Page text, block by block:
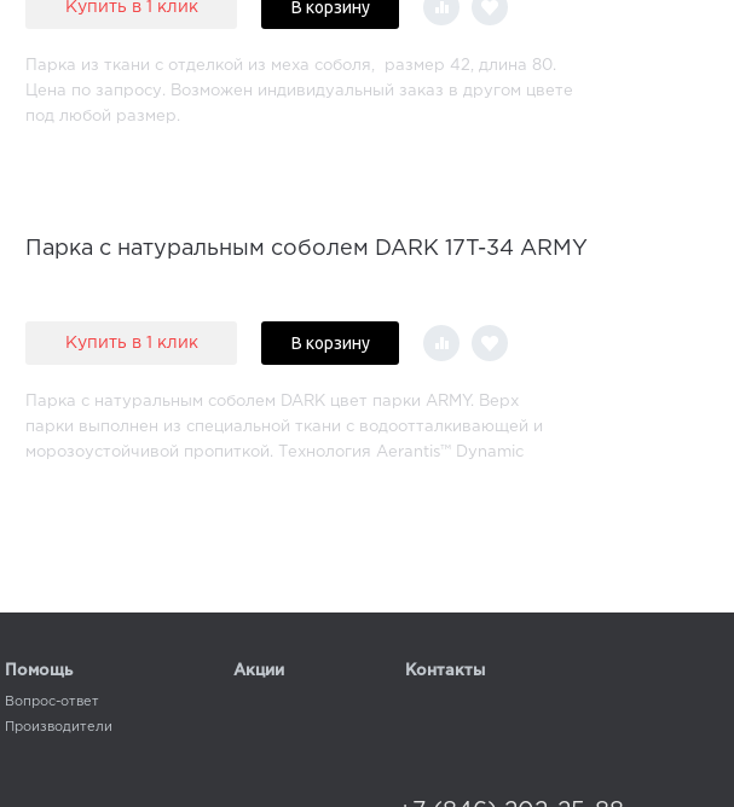
Купить в 1 клик В корзину
Парка из ткани с отделкой из меха соболя, размер 42, длина 80.
Цена по запросу. Возможен индивидуальный заказ в другом цвете
под любой размер.
Парка с натуральным соболем DARK 17T-34 ARMY
Купить в 1 клик В корзину
Парка с натуральным соболем DARK цвет парки ARMY. Верх
парки выполнен из специальной ткани с водоотталкивающей и
морозоустойчивой пропиткой. Технология Aerantis™ Dynamic
Впереди парка застегивается на молнию и кнопки. Четыре боковых
кармана с клапанами на кнопках, утеплены. Низ парки регулируются
шнурком. Возможен индивидуальный пошив под ваши параметры
Помощь
Вопрос-ответ
Производители
Акции Контакты